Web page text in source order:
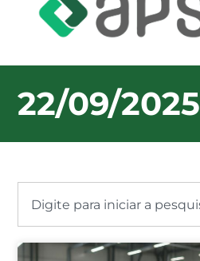
22/09/2025